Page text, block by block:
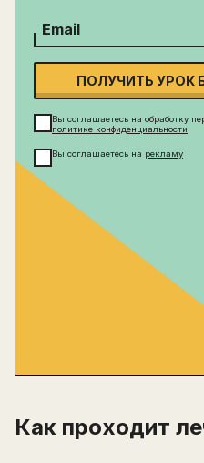
Email
ПОЛУЧИТЬ УРОК
Вы соглашаетесь на обработку
политике конфиденциальности
Вы соглашаетесь на рекламу
Как проходит